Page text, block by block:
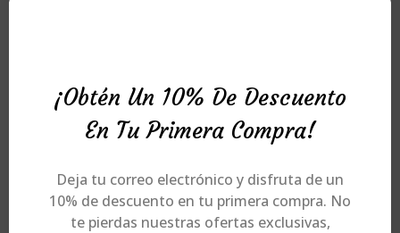
19,90€
Comprar
¡Obtén Un 10% De Descuento
En Tu Primera Compra!
Deja tu correo electrónico y disfruta de un
10% de descuento en tu primera compra. No
te pierdas nuestras ofertas exclusivas,